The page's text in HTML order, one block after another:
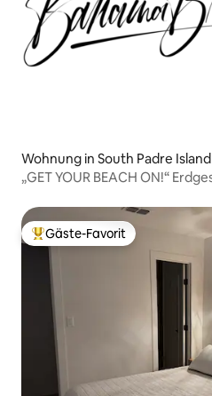
Wohnung in South Padre Island
„GET YOUR BEACH ON!“ Erdgeschoss, 2 Schlafzimmer, 2
Beliebter Gäste-Favorit.
Gäste-Favorit